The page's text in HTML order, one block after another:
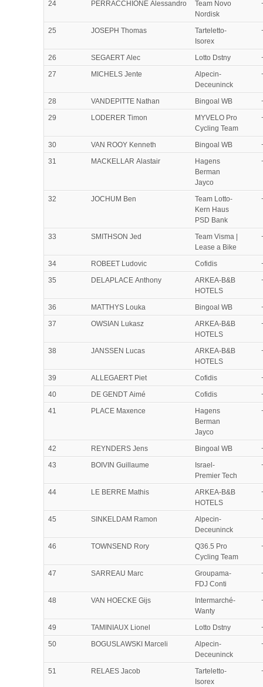
24 PERRACCHIONE Alessandro
Team Novo
Nordisk
25 JOSEPH Thomas
Tarteletto-
Isorex
26 SEGAERT Alec Lotto Dstny
27
MICHELS Jente
Alpecin-
Deceuninck
28 VANDEPITTE Nathan Bingoal WB
29
LODERER Timon
MYVELO Pro
Cycling Team
30 VAN ROOY Kenneth Bingoal WB
31
MACKELLAR Alastair
Hagens
Berman
Jayco
32 JOCHUM Ben
Team Lotto-
Kern Haus
PSD Bank
33 SMITHSON Jed
Team Visma |
Lease a Bike
34 ROBEET Ludovic Cofidis
35
DELAPLACE Anthony
ARKEA-B&B
HOTELS
36 MATTHYS Louka Bingoal WB
37
OWSIAN Lukasz
ARKEA-B&B
HOTELS
38 JANSSEN Lucas
ARKEA-B&B
HOTELS
39 ALLEGAERT Piet Cofidis
40
DE GENDT Aimé Cofidis
41
PLACE Maxence
Hagens
Berman
Jayco
42 REYNDERS Jens Bingoal WB
43
BOIVIN Guillaume
Israel-
Premier Tech
44 LE BERRE Mathis
ARKEA-B&B
HOTELS
45 SINKELDAM Ramon
Alpecin-
Deceuninck
46 TOWNSEND Rory
Q36.5 Pro
Cycling Team
47 SARREAU Marc
Groupama-
FDJ Conti
48 VAN HOECKE Gijs
Intermarché-
Wanty
49 TAMINIAUX Lionel Lotto Dstny
50
BOGUSLAWSKI Marceli
Alpecin-
Deceuninck
51 RELAES Jacob
Tarteletto-
Isorex